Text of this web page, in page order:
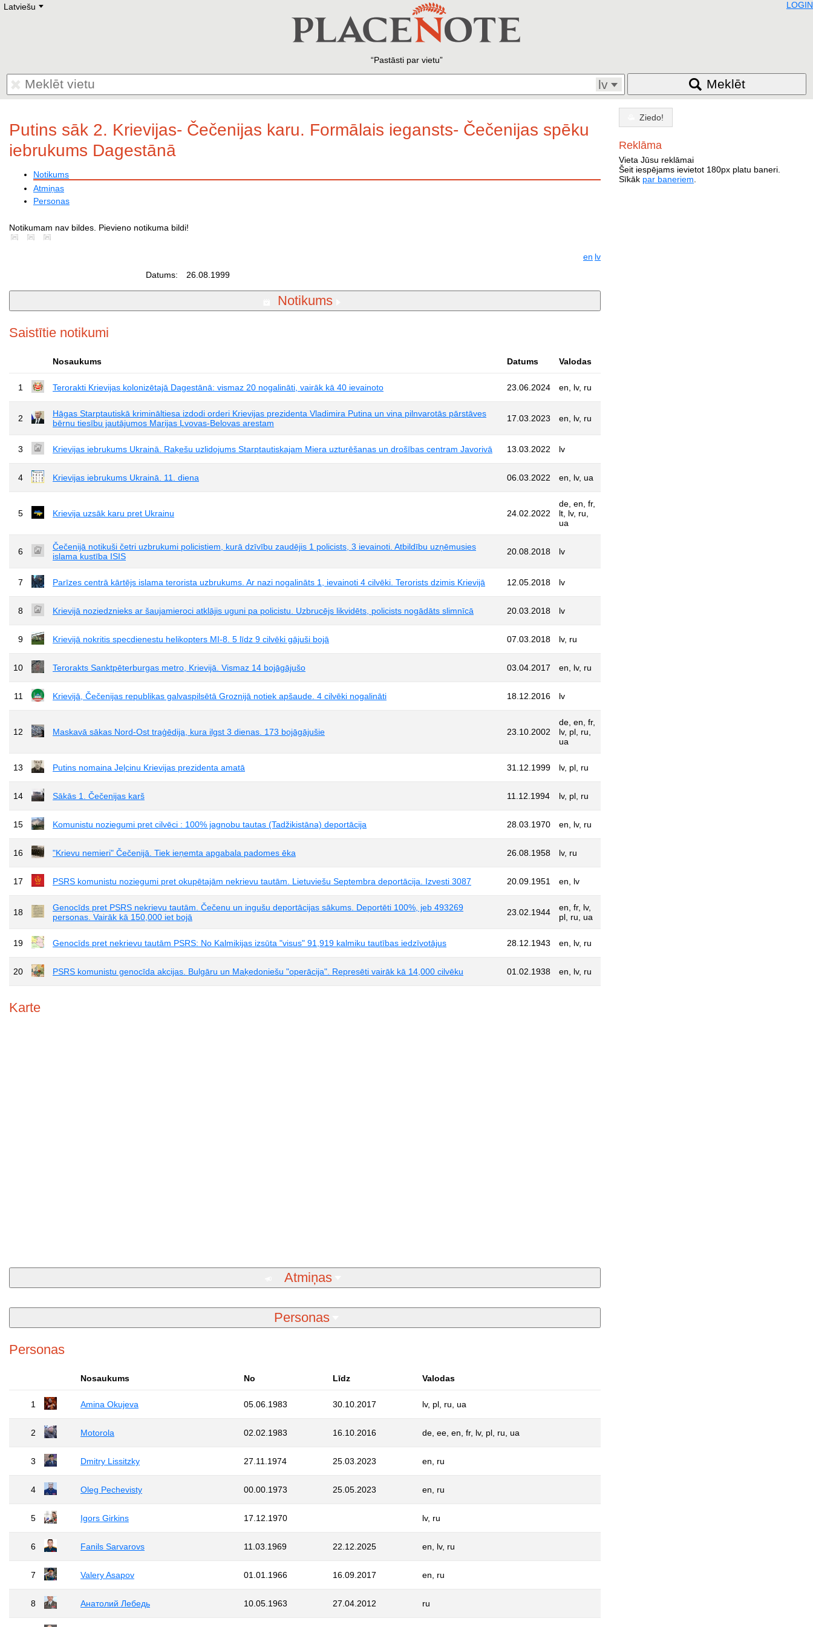
Latviešu E
Deutsch
Polski
Hebrew
LOGIN
Pastāsti par vietu
lv Meklēt
Putins sāk 2. Krievijas- Čečenijas karu. Formālais iegansts- Čečenijas spēku
iebrukums Dagestānā
Notikums
Atmiņas
Personas
Notikumam nav bildes. Pievieno notikuma bildi!
en lv
Datums:
26.08.1999
Notikums
Saistītie notikumi
Nosaukums Datums Valodas
1 Terorakti Krievijas kolonizētajā Dagestānā: vismaz 20 nogalināti, vairāk kā 40 ievainoto 23.06.2024 en, lv, ru
2
Hāgas Starptautiskā krimināltiesa izdodi orderi Krievijas prezidenta Vladimira Putina un viņa pilnvarotās pārstāves
bērnu tiesību jautājumos Marijas Ļvovas-Belovas arestam
17.03.2023 en, lv, ru
3 Krievijas iebrukums Ukrainā. Raķešu uzlidojums Starptautiskajam Miera uzturēšanas un drošības centram Javorivā 13.03.2022 lv
4 Krievijas iebrukums Ukrainā. 11. diena 06.03.2022 en, lv, ua
5 Krievija uzsāk karu pret Ukrainu 24.02.2022
de, en, fr,
lt, lv, ru,
ua
6
Čečenijā notikuši četri uzbrukumi policistiem, kurā dzīvību zaudējis 1 policists, 3 ievainoti. Atbildību uzņēmusies
islama kustība ISIS
20.08.2018 lv
7 Parīzes centrā kārtējs islama terorista uzbrukums. Ar nazi nogalināts 1, ievainoti 4 cilvēki. Terorists dzimis Krievijā 12.05.2018 lv
8 Krievijā noziedznieks ar šaujamieroci atklājis uguni pa policistu. Uzbrucējs likvidēts, policists nogādāts slimnīcā 20.03.2018 lv
9 Krievijā nokritis specdienestu helikopters MI-8. 5 līdz 9 cilvēki gājuši bojā 07.03.2018 lv, ru
10 Terorakts Sanktpēterburgas metro, Krievijā. Vismaz 14 bojāgājušo 03.04.2017 en, lv, ru
11 Krievijā, Čečenijas republikas galvaspilsētā Groznijā notiek apšaude. 4 cilvēki nogalināti 18.12.2016 lv
12 Maskavā sākas Nord-Ost traģēdija, kura ilgst 3 dienas. 173 bojāgājušie 23.10.2002
de, en, fr,
lv, pl, ru,
ua
13 Putins nomaina Jeļcinu Krievijas prezidenta amatā 31.12.1999 lv, pl, ru
14 Sākās 1. Čečenijas karš 11.12.1994 lv, pl, ru
15 Komunistu noziegumi pret cilvēci : 100% jagnobu tautas (Tadžikistāna) deportācija 28.03.1970 en, lv, ru
16 "Krievu nemieri" Čečenijā. Tiek ieņemta apgabala padomes ēka 26.08.1958 lv, ru
17 PSRS komunistu noziegumi pret okupētajām nekrievu tautām. Lietuviešu Septembra deportācija. Izvesti 3087 20.09.1951 en, lv
18
Genocīds pret PSRS nekrievu tautām. Čečenu un ingušu deportācijas sākums. Deportēti 100%, jeb 493269
personas. Vairāk kā 150,000 iet bojā
23.02.1944
en, fr, lv,
pl, ru, ua
19 Genocīds pret nekrievu tautām PSRS: No Kalmikijas izsūta "visus" 91,919 kalmiku tautības iedzīvotājus 28.12.1943 en, lv, ru
20 PSRS komunistu genocīda akcijas. Bulgāru un Maķedoniešu "operācija". Represēti vairāk kā 14,000 cilvēku 01.02.1938 en, lv, ru
Karte
Atmiņas
Personas
Personas
Nosaukums No Līdz Valodas
1 Amina Okujeva 05.06.1983 30.10.2017 lv, pl, ru, ua
2 Motorola 02.02.1983 16.10.2016 de, ee, en, fr, lv, pl, ru, ua
3 Dmitry Lissitzky 27.11.1974 25.03.2023 en, ru
4 Oleg Pechevisty 00.00.1973 25.05.2023 en, ru
5 Igors Girkins 17.12.1970 lv, ru
6 Fanils Sarvarovs 11.03.1969 22.12.2025 en, lv, ru
7 Valery Asapov 01.01.1966 16.09.2017 en, ru
8 Анатолий Лебедь 10.05.1963 27.04.2012 ru
Ziedo!
Reklāma
Vieta Jūsu reklāmai
Šeit iespējams ievietot 180px platu baneri.
Sīkāk par baneriem